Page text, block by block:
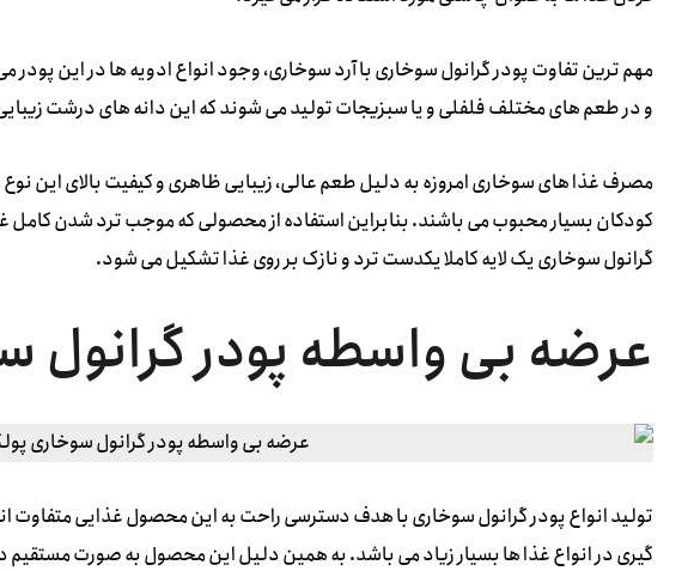
مهم ترین تفاوت پودر گرانول سوخاری با آرد سوخاری، وجود انواع ادویه ها در این
و در طعم های مختلف فلفلی و یا سبزیجات تولید می شوند که این دانه های درشت
مصرف غذا های سوخاری امروزه به دلیل طعم عالی، زیبایی ظاهری و کیفیت بالای این نوع
کودکان بسیار محبوب می باشند. بنابراین استفاده از محصولی که موجب ترد شدن کامل
گرانول سوخاری یک لایه کاملا یکدست ترد و نازک بر روی غذا تشکیل می شود.
عرضه بی واسطه پودر گرانول
تولید انواع پودر گرانول سوخاری با هدف دسترسی راحت به این محصول غذایی متفاوت
گیری در انواع غذا ها بسیار زیاد می باشد. به همین دلیل این محصول به صورت مستقیم